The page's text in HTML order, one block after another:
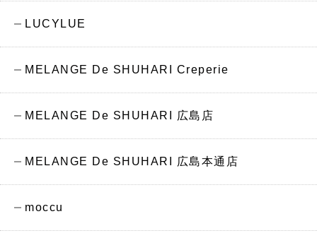
LUCYLUE
MELANGE De SHUHARI Creperie
MELANGE De SHUHARI 広島店
MELANGE De SHUHARI 広島本通店
moccu